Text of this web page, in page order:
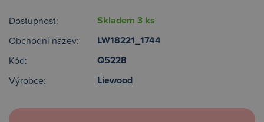
Dostupnost: Skladem 3 ks
Obchodní název: LW18221_1744
Kód: Q5228
Výrobce: Liewood